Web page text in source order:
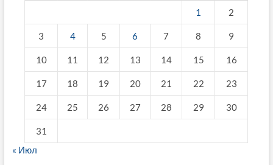
1 2
3 4 5 6 7 8 9
10 11 12 13 14 15 16
17 18 19 20 21 22 23
24 25 26 27 28 29 30
31
« Июл